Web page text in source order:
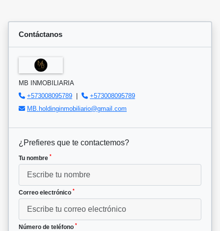
Contáctanos
MB INMOBILIARIA
+573008095789 |
+573008095789
MB.holdinginmobiliario@gmail.com
¿Prefieres que te contactemos?
Tu nombre *
Correo electrónico *
Número de teléfono *